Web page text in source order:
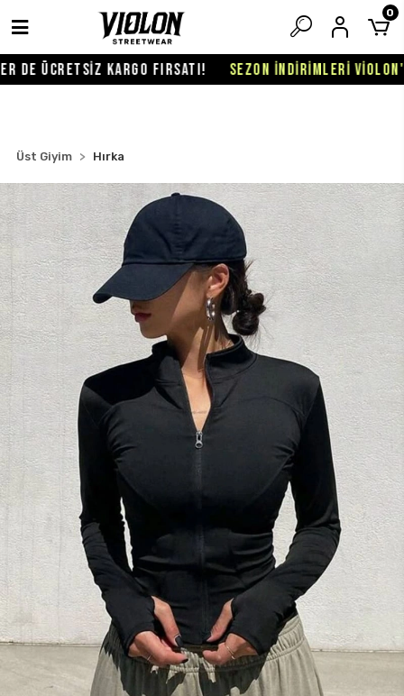
ÜCRETSİZ KARGO FIRSATI! SEZON İNDİRİMLERİ
0
Üst Giyim Hırka